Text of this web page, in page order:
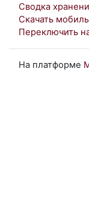
Сводка
Скачать
Переключить
На платформе